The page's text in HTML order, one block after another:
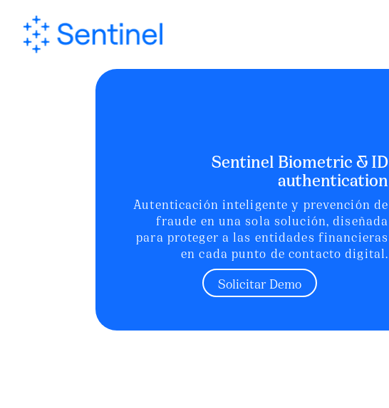
Sentinel Biometric & ID
authentication
Autenticación inteligente y prevención de
fraude en una sola solución, diseñada
para proteger a las entidades financieras
en cada punto de contacto digital.
Solicitar Demo